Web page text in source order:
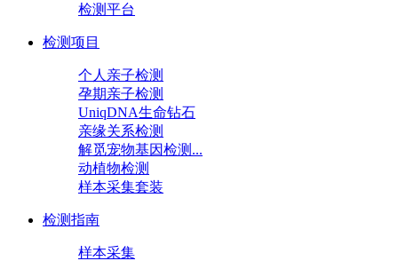
检测平台
检测项目
个人亲子检测
孕期亲子检测
UniqDNA生命钻石
亲缘关系检测
解觅宠物基因检测...
动植物检测
样本采集套装
检测指南
样本采集